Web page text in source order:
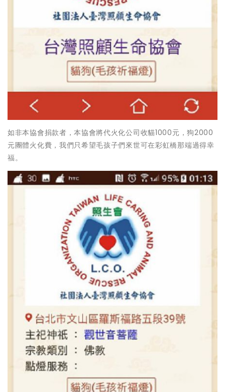
如非本協會捐款者，本協會將代火化公司收貓1000元，狗2000
元團體火化費，我們只希望毛孩子們來世可在彩虹橋那端過得幸
福。